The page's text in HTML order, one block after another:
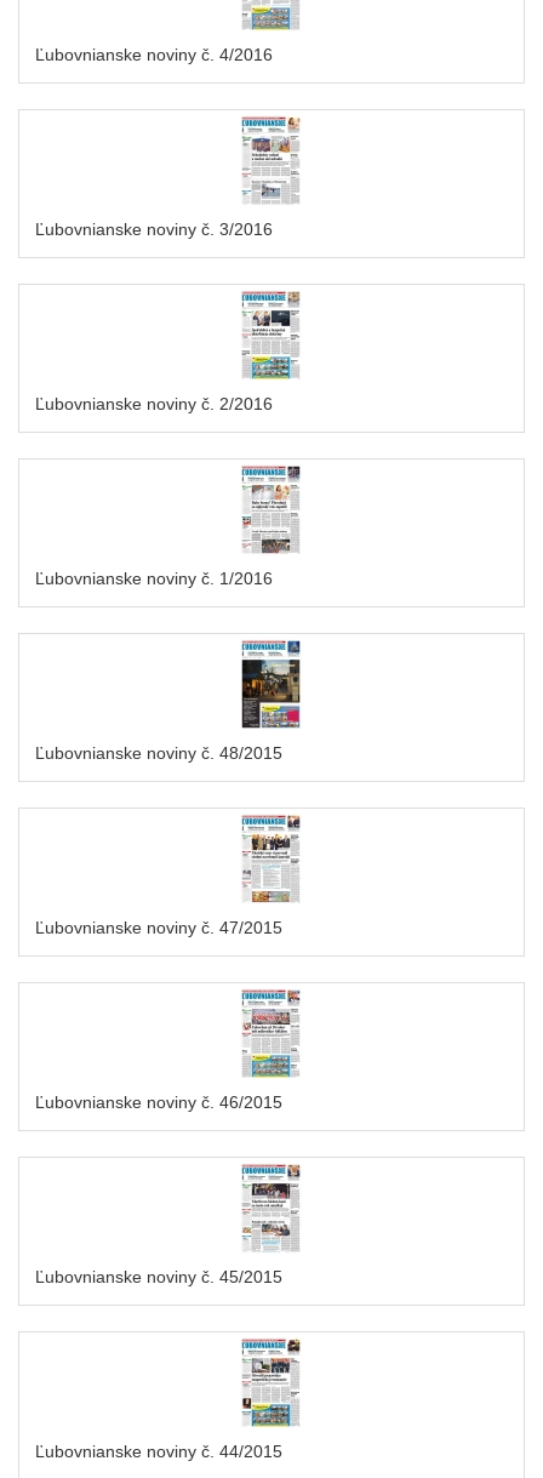
Ľubovnianske noviny č. 4/2016
Ľubovnianske noviny č. 3/2016
Ľubovnianske noviny č. 2/2016
Ľubovnianske noviny č. 1/2016
Ľubovnianske noviny č. 48/2015
Ľubovnianske noviny č. 47/2015
Ľubovnianske noviny č. 46/2015
Ľubovnianske noviny č. 45/2015
Ľubovnianske noviny č. 44/2015